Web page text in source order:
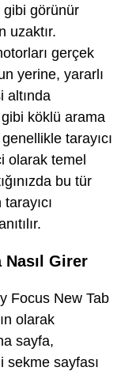
görünür
uzaktır.
gerçek
yerine, yararlı
altında
gibi köklü arama
tarayıcı
olarak temel
bu tür
Nasıl Girer
Focus New Tab
olarak
sayfa,
sekme sayfası